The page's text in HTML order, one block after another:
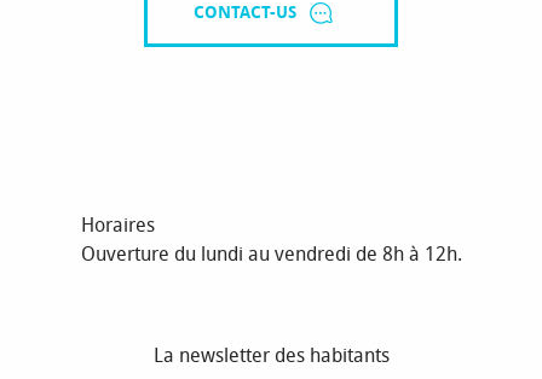
CONTACT-US
Horaires
Ouverture du lundi au vendredi de 8h à 12h.
La newsletter des habitants